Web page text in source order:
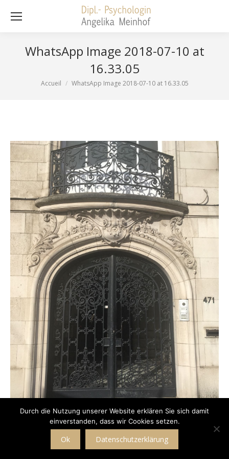
WhatsApp Image 2018-07-10 at
16.33.05
Vous êtes ici :
Accueil WhatsApp Image 2018-07-10 at 16.33.05
© 2024 Angelika Meinhof
Mentions légales & Déclaration de protection
Durch die Nutzung unserer Website erklären Sie sich damit
einverstanden, dass wir Cookies setzen.
Ok Datenschutzerklärung